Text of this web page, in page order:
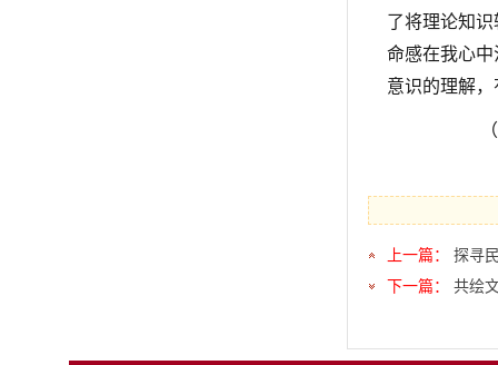
了将理论知
命感在我心
意识的理解
（
上一篇：
探寻
下一篇：
共绘